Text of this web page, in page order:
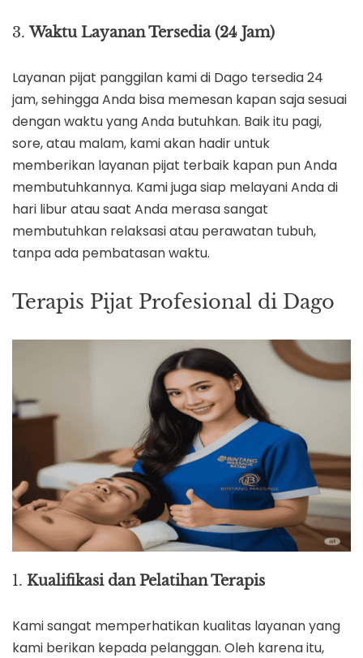
3.Waktu Layanan Tersedia (24 Jam)
Layanan pijat panggilan kami di Dago tersedia 24
jam, sehingga Anda bisa memesan kapan saja sesuai
dengan waktu yang Anda butuhkan. Baik itu pagi,
sore, atau malam, kami akan hadir untuk
memberikan layanan pijat terbaik kapan pun Anda
membutuhkannya. Kami juga siap melayani Anda di
hari libur atau saat Anda merasa sangat
membutuhkan relaksasi atau perawatan tubuh,
tanpa ada pembatasan waktu.
Terapis Pijat Profesional di Dago
1. Kualifikasi dan Pelatihan Terapis
Kami sangat memperhatikan kualitas layanan yang
kami berikan kepada pelanggan. Oleh karena itu,